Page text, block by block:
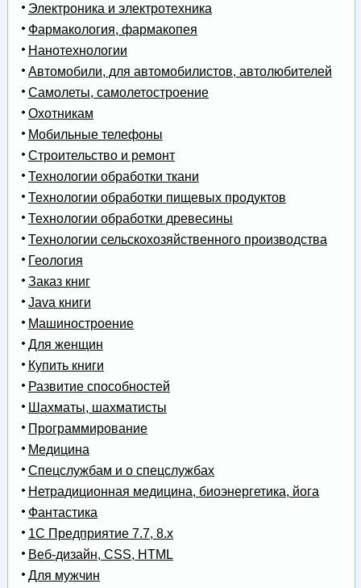
Электроника и электротехника
Фармакология, фармакопея
Нанотехнологии
Автомобили, для автомобилистов, автолюбителей
Самолеты, самолетостроение
Охотникам
Мобильные телефоны
Строительство и ремонт
Технологии обработки ткани
Технологии обработки пищевых продуктов
Технологии обработки древесины
Технологии сельскохозяйственного производства
Геология
Заказ книг
Java книги
Машиностроение
Для женщин
Купить книги
Развитие способностей
Шахматы, шахматисты
Программирование
Медицина
Спецслужбам и о спецслужбах
Нетрадиционная медицина, биоэнергетика, йога
Фантастика
1С Предприятие 7.7, 8.x
Веб-дизайн, CSS, HTML
Для мужчин